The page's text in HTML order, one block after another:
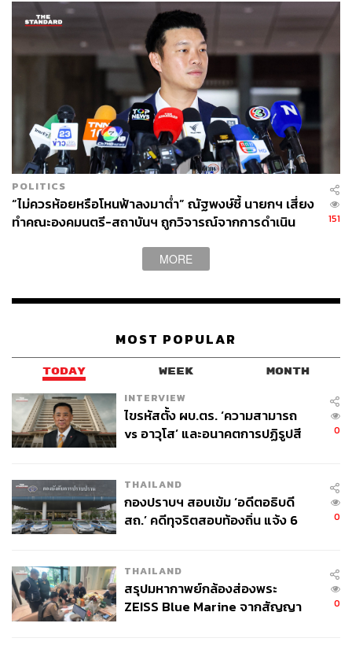
POLITICS
“ไม่ควรห้อยหรือโหนฟ้าลงมาต่ำ” ณัฐพงษ์ชี้ นายกฯ เสี่ยง
ทำคณะองคมนตรี-สถาบันฯ ถูกวิจารณ์จากการดำเนิน
151
MORE
MOST POPULAR
TODAY WEEK MONTH
INTERVIEW
ไขรหัสตั้ง ผบ.ตร. ‘ความสามารถ
vs อาวุโส’ และอนาคตการปฏิรูปสี
0
THAILAND
กองปราบฯ สอบเข้ม ‘อดีตอธิบดี
สถ.’ คดีทุจริตสอบท้องถิ่น แจ้ง 6
0
THAILAND
สรุปมหากาพย์กล้องส่องพระ
ZEISS Blue Marine จากสัญญา
0